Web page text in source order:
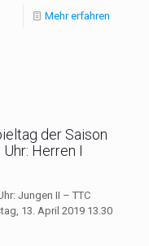
Mehr erfahren
der Saison
Herren I
Jungen II – TTC
13. April 2019 13.30